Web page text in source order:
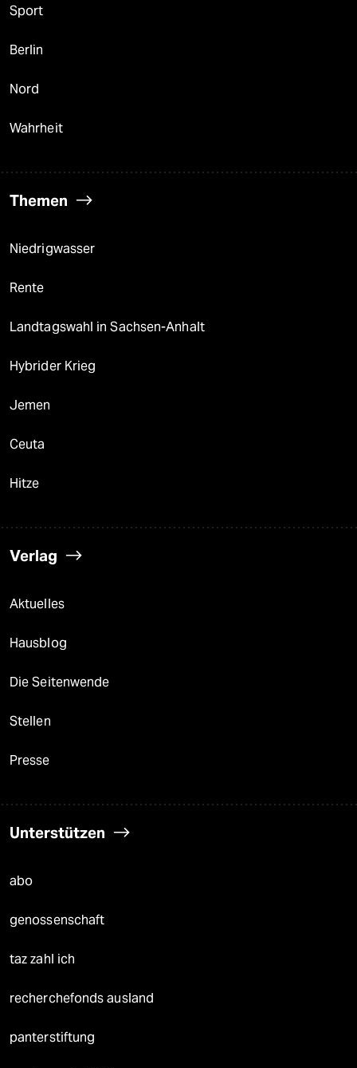
Sport
Berlin
Nord
Wahrheit
Themen
Niedrigwasser
Rente
Landtagswahl in Sachsen-Anhalt
Hybrider Krieg
Jemen
Ceuta
Hitze
Verlag
Aktuelles
Hausblog
Die Seitenwende
Stellen
Presse
Unterstützen
abo
genossenschaft
taz zahl ich
recherchefonds ausland
panterstiftung